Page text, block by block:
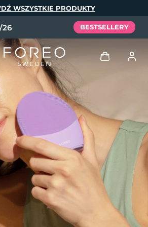
WSZYSTKIE PRODUKTY
26 BESTSELLERY
Profil użytkownika
Moje urządzenia
Moje zamówienia
Moje adresy
Moje subskrypcje
Tech Elixir
Set
Deutsch
Español
Italiano
Português
Svenska
Русский
简体中文 繁體中文